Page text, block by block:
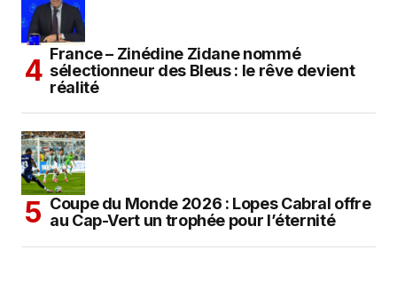
France – Zinédine Zidane nommé
sélectionneur des Bleus : le rêve devient
réalité
Coupe du Monde 2026 : Lopes Cabral offre
au Cap-Vert un trophée pour l’éternité